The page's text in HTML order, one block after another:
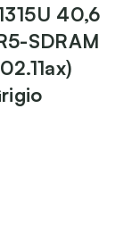
40,6
SDRAM